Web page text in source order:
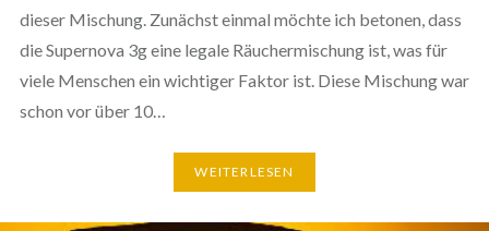
dieser Mischung. Zunächst einmal möchte ich betonen, dass
die Supernova 3g eine legale Räuchermischung ist, was für
viele Menschen ein wichtiger Faktor ist. Diese Mischung war
schon vor über 10…
WEITERLESEN